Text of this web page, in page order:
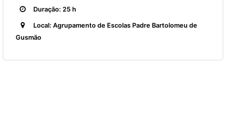
Duração: 25 h
Local: Agrupamento de Escolas Padre Bartolomeu de
Gusmão